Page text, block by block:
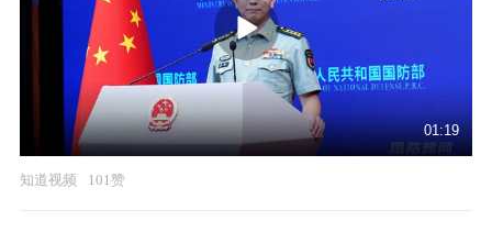
01:19
知道视频 101赞